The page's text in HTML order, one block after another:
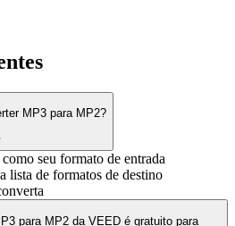
MP3 para MP2?
seu formato de entrada
lista de formatos de destino
para MP2 da VEED é gratuito para